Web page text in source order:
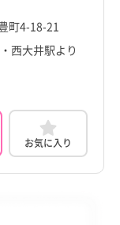
町4-18-21
西大井駅より
お気に入り